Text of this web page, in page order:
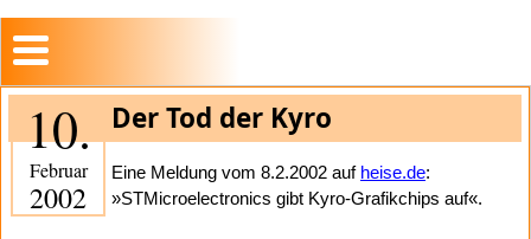
10.
Februar
2002
Der Tod der Kyro
Eine Meldung vom 8.2.2002 auf heise.de:
»STMicroelectronics gibt Kyro-Grafikchips auf«.